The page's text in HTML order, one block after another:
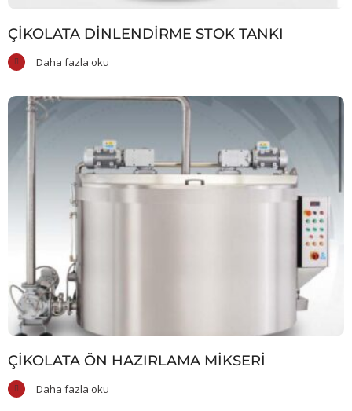
ÇIKOLATA DINLENDIRME STOK TANKI
Daha fazla oku
ÇIKOLATA ÖN HAZIRLAMA MIKSERI
Daha fazla oku